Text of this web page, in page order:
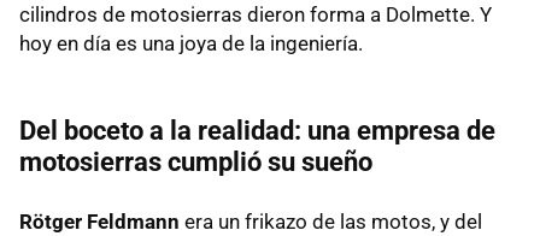
cilindros de motosierras dieron forma a Dolmette. Y
hoy en día es una joya de la ingeniería.
Del boceto a la realidad: una empresa de
motosierras cumplió su sueño
Rötger Feldmann era un frikazo de las motos, y del